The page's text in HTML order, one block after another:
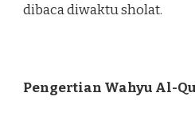
dibaca diwaktu sholat.
Pengertian Wahyu Al-